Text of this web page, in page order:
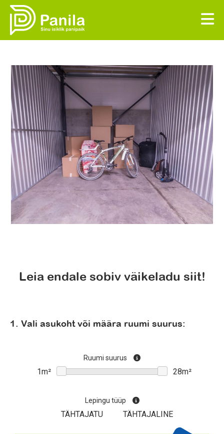
Leia endale sobiv väikeladu siit!
1. Vali asukoht või määra ruumi suurus:
Ruumi suurus
Lepingu tüüp
TÄHTAJATU TÄHTAJALINE